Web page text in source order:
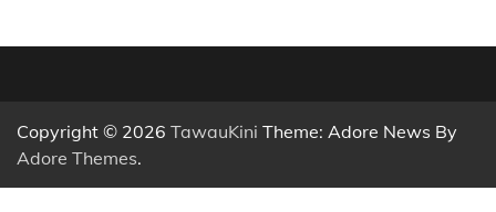
Copyright © 2026 TawauKini Theme: Adore News By
Adore Themes.